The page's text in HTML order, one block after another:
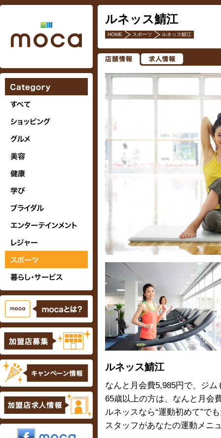
ルネッス鯖江
HOME スポーツ ルネッス鯖江
ルネッス鯖江
なんと月会費5,985円で、ジ
65歳以上の方は、なんと月会
ルネッスなら“運動初めて”で
スタッフがあなたの運動メニ